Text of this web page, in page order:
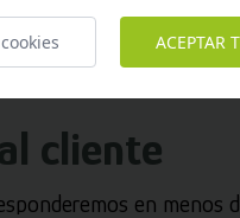
cliente
en menos
ACEPTAR